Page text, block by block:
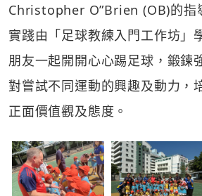
Christopher O”Brien (OB)的指
實踐由「足球教練入門工作坊」
朋友一起開開心心踢足球，鍛鍊
對嘗試不同運動的興趣及動力，
正面價值觀及態度。